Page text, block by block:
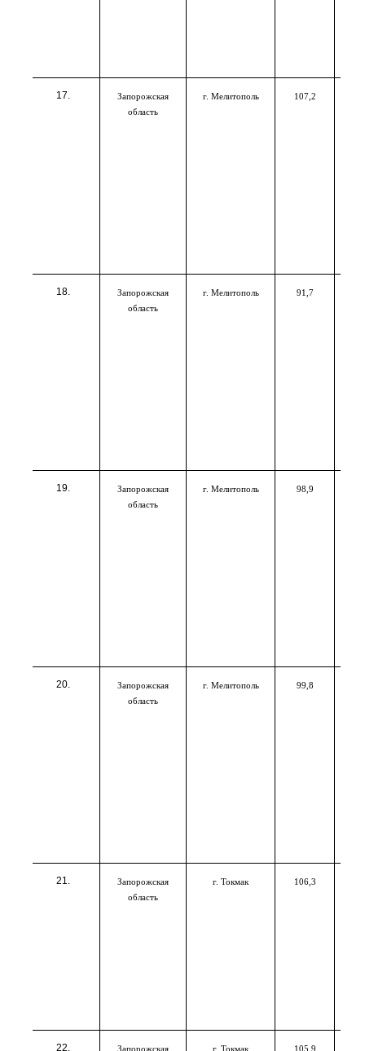
Запорожская
область
г. Мелитополь 107,2
Запорожская
область
г. Мелитополь 91,7
Запорожская
область
г. Мелитополь 98,9
Запорожская
область
г. Мелитополь 99,8
Запорожская
область
г. Токмак 106,3
Запорожская г. Токмак 105,9